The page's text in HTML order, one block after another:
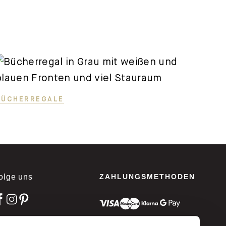
ZAHLUNGSMETHODEN
uns